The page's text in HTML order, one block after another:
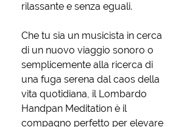
rilassante e senza eguali.
Che tu sia un musicista in cerca
di un nuovo viaggio sonoro o
semplicemente alla ricerca di
una fuga serena dal caos della
vita quotidiana, il Lombardo
Handpan Meditation è il
compagno perfetto per elevare